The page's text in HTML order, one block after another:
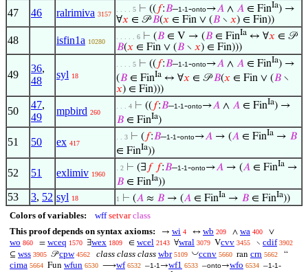
47 46 ralrimiva 3157
. . . . 5 ⊢ (( 𝑓:𝐵–1-1-onto→𝐴 ∧ 𝐴 ∈ FinIa) →
∀𝑥 ∈ 𝒫𝐵(𝑥 ∈ Fin ∨ (𝐵 ∖ 𝑥) ∈ Fin))
48 isfin1a 10280
. . . . . 6 ⊢ (𝐵 ∈ V → (𝐵 ∈ FinIa ↔ ∀𝑥 ∈ 𝒫
𝐵(𝑥 ∈ Fin ∨ (𝐵 ∖ 𝑥) ∈ Fin)))
49
36,
48
syl 18
. . . . 5 ⊢ (( 𝑓:𝐵–1-1-onto→𝐴 ∧ 𝐴 ∈ FinIa) →
(𝐵 ∈ FinIa ↔ ∀𝑥 ∈ 𝒫𝐵(𝑥 ∈ Fin ∨ (𝐵 ∖
𝑥) ∈ Fin)))
50
47,
49
mpbird 260
. . . 4 ⊢ (( 𝑓:𝐵–1-1-onto→𝐴 ∧ 𝐴 ∈ FinIa) →
𝐵 ∈ FinIa)
51 50 ex 417
. . 3 ⊢ ( 𝑓:𝐵–1-1-onto→𝐴 → (𝐴 ∈ FinIa → 𝐵
∈ FinIa))
52 51 exlimiv 1960
. 2 ⊢ (∃ 𝑓 𝑓:𝐵–1-1-onto→𝐴 → (𝐴 ∈ FinIa →
𝐵 ∈ FinIa))
53 3, 52 syl 18 1 ⊢ (𝐴 ≈ 𝐵 → (𝐴 ∈ FinIa → 𝐵 ∈ FinIa))
Colors of variables: wff setvar class
This proof depends on syntax axioms:
→ wi 4 ↔ wb 209 ∧ wa 400 ∨
wo 860 = wceq 1570 ∃wex 1809 ∈ wcel 2143 ∀wral 3079 Vcvv 3455 ∖ cdif 3902
⊆ wss 3905 𝒫cpw 4562 class class class wbr 5109 ◡ccnv 5660 ran crn 5662 “
cima 5664 Fun wfun 6530 ⟶wf 6532 –1-1→wf1 6533 –onto→wfo 6534 –1-1-